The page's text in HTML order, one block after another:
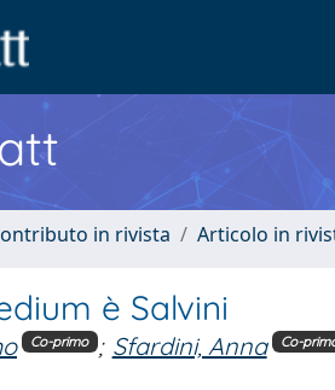
in rivista Articolo in
è Salvini
Co-primo ; Sfardini, Anna Co-